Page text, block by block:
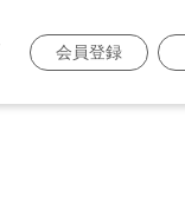
会員登録